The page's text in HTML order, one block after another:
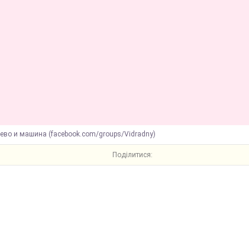
и машина (facebook.com/groups/Vidradny)
Поділитися: